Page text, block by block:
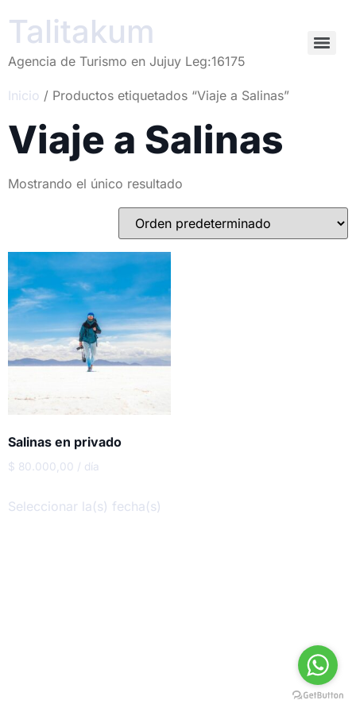
Talitakum
Agencia de Turismo en Jujuy Leg:16175
Inicio / Productos etiquetados “Viaje a Salinas”
Viaje a Salinas
Mostrando el único resultado
Salinas en privado
$ 80.000,00 / día
Seleccionar la(s) fecha(s)